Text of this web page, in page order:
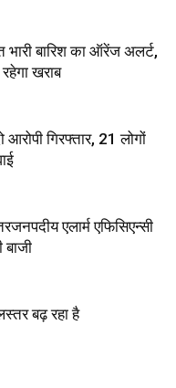
भारी बारिश का ऑरेंज अलर्ट,
खराब
आरोपी गिरफ्तार, 21 लोगों
एलार्म एफिसिएन्सी
बाजी
बढ़ रहा है